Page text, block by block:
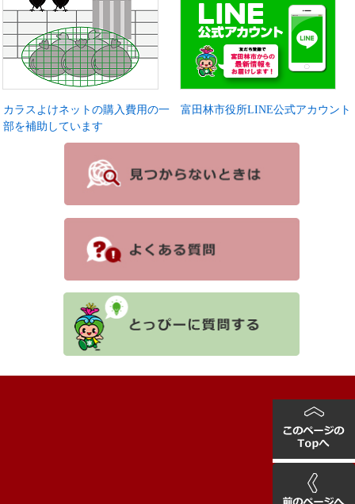
カラスよけネットの購入費用の一
部を補助しています
富田林市役所LINE公式アカウント